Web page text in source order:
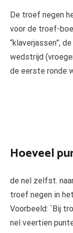
De troef negen
voor de troef-
“klaverjassen”,
wedstrijd
de eerste ronde
Hoeveel
de nel zelfst.
troef negen in
Voorbeeld: `Bij
nel veertien